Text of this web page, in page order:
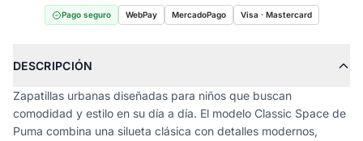
Pago seguro WebPay MercadoPago Visa · Mastercard
DESCRIPCIÓN
Zapatillas urbanas diseñadas para niños que buscan
comodidad y estilo en su día a día. El modelo Classic Space de
Puma combina una silueta clásica con detalles modernos,